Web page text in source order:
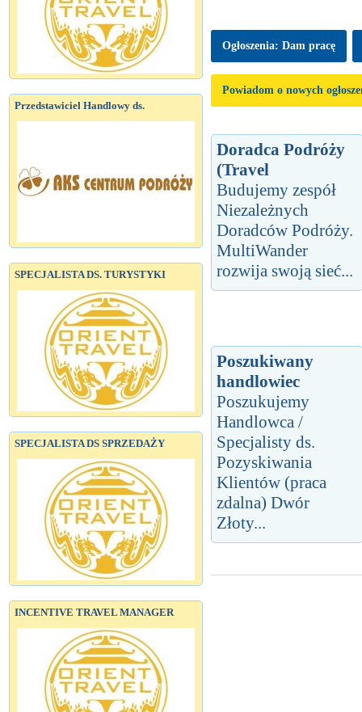
Przedstawiciel Handlowy ds.
SPECJALISTA DS. TURYSTYKI
SPECJALISTA DS SPRZEDAŻY
INCENTIVE TRAVEL MANAGER
Ogłoszenia: Dam pracę
Powiadom o nowych
Doradca Podróży
(Travel
Budujemy zespół
Niezależnych
Doradców Podróży.
MultiWander
rozwija swoją sieć...
Poszukiwany
handlowiec
Poszukujemy
Handlowca /
Specjalisty ds.
Pozyskiwania
Klientów (praca
zdalna) Dwór
Złoty...